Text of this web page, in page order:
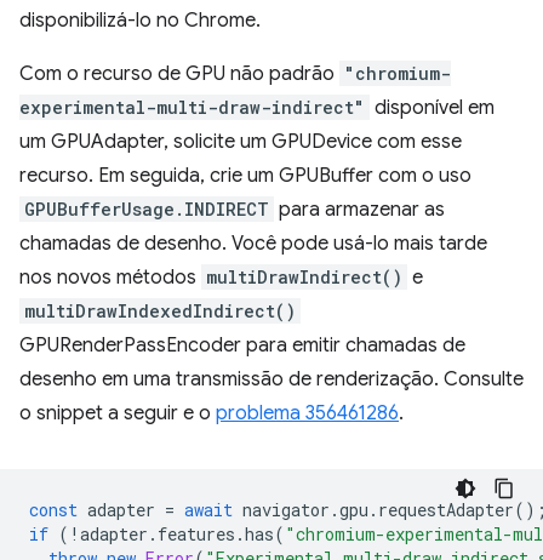
disponibilizá-lo no Chrome.
Com o recurso de GPU não padrão "chromium-
experimental-multi-draw-indirect" disponível em
um GPUAdapter, solicite um GPUDevice com esse
recurso. Em seguida, crie um GPUBuffer com o uso
GPUBufferUsage.INDIRECT para armazenar as
chamadas de desenho. Você pode usá-lo mais tarde
nos novos métodos multiDrawIndirect() e
multiDrawIndexedIndirect()
GPURenderPassEncoder para emitir chamadas de
desenho em uma transmissão de renderização. Consulte
o snippet a seguir e o problema 356461286.
const adapter = await navigator .gpu . requestAdapter
if ( ! adapter . features .has( "chromium-experimental-